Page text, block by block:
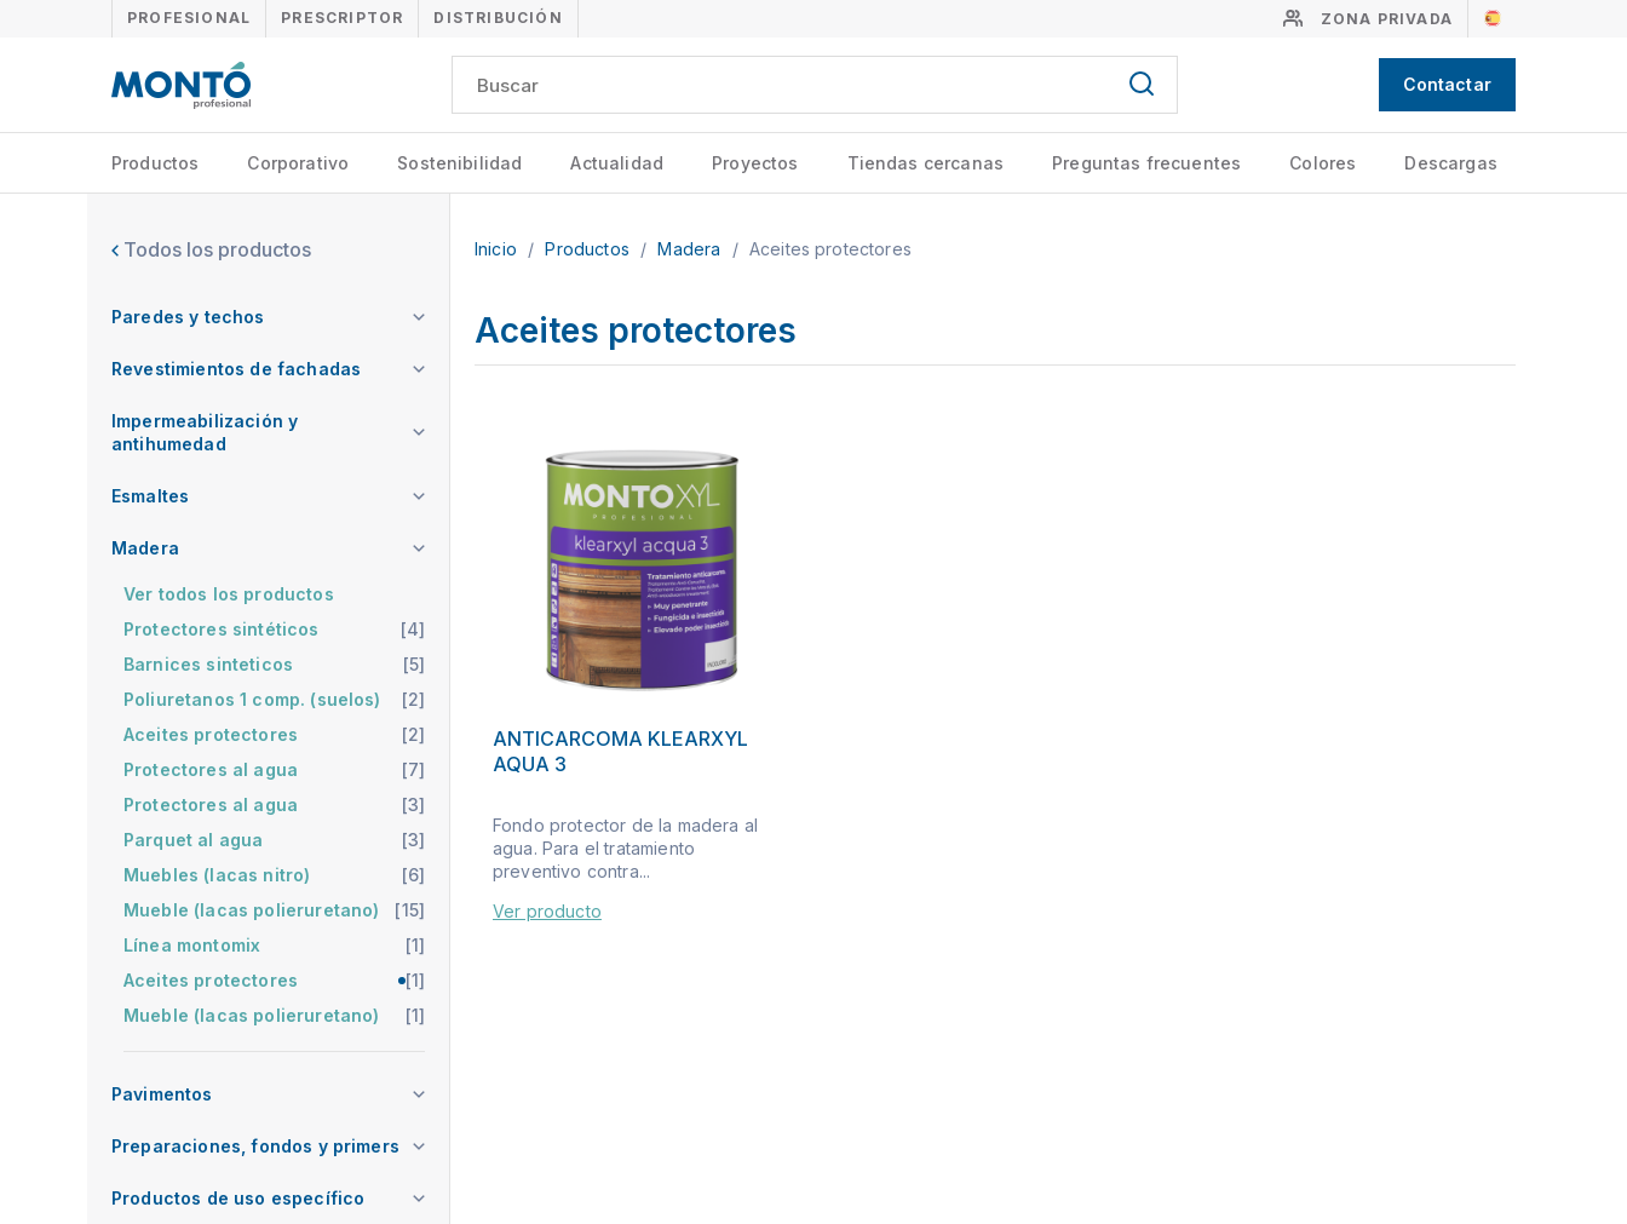
PROFESIONAL PRESCRIPTOR DISTRIBUCIÓN ZONA PRIVADA
Contactar
Productos Corporativo Sostenibilidad Actualidad Proyectos Tiendas cercanas Preguntas frecuentes Colores Descargas
Todos los productos
Paredes y techos
Revestimientos de fachadas
Impermeabilización y
antihumedad
Esmaltes
Madera
Ver todos los productos
Protectores sintéticos
[4]
Barnices sinteticos
[5]
Poliuretanos 1 comp. (suelos)
[2]
Aceites protectores
[2]
Protectores al agua
[7]
Protectores al agua
[3]
Parquet al agua
[3]
Muebles (lacas nitro)
[6]
Mueble (lacas polieruretano)
[15]
Línea montomix
[1]
Aceites protectores
[1]
Mueble (lacas polieruretano)
[1]
Pavimentos
Preparaciones, fondos y primers
Productos de uso específico
Inicio / Productos / Madera / Aceites protectores
Aceites protectores
ANTICARCOMA KLEARXYL
AQUA 3
Fondo protector de la madera al
agua. Para el tratamiento
preventivo contra...
Ver producto